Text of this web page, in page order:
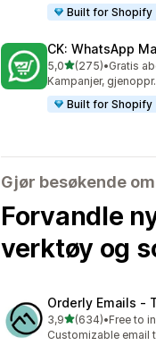
Built for Shopify
CK: WhatsApp
5,0av 5 stjerner
(275)
Totalt 275 omtaler
•Gratis
Kampanjer,
Built for Shopify
Gjør besøkende
Forvandle
verktøy og
Orderly Emails ‑
3,9av 5 stjerner
(634)
Totalt 634 omtaler
•Free to
Customizable email